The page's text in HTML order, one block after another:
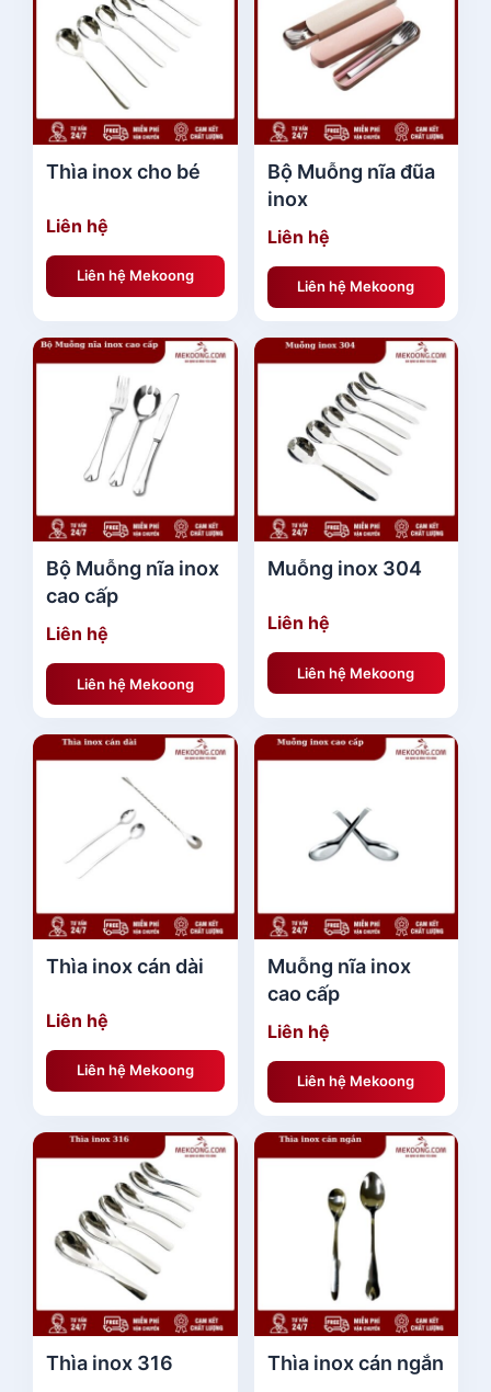
Thìa inox cho bé
Liên hệ
Liên hệ Mekoong
Bộ Muỗng nĩa đũa
inox
Liên hệ
Liên hệ Mekoong
Bộ Muỗng nĩa inox
cao cấp
Liên hệ
Liên hệ Mekoong
Muỗng inox 304
Liên hệ
Liên hệ Mekoong
Thìa inox cán dài
Liên hệ
Liên hệ Mekoong
Muỗng nĩa inox
cao cấp
Liên hệ
Liên hệ Mekoong
Thìa inox 316 Thìa inox cán ngắn